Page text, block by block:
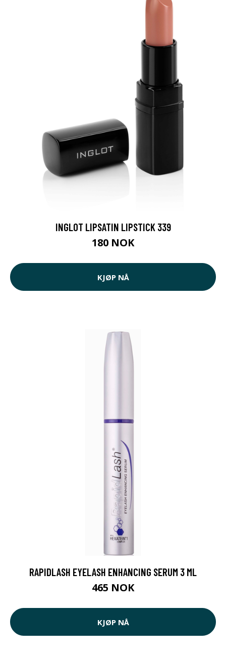
INGLOT LIPSATIN LIPSTICK 339
180 NOK
KJØP NÅ
RAPIDLASH EYELASH ENHANCING SERUM 3 ML
465 NOK
KJØP NÅ